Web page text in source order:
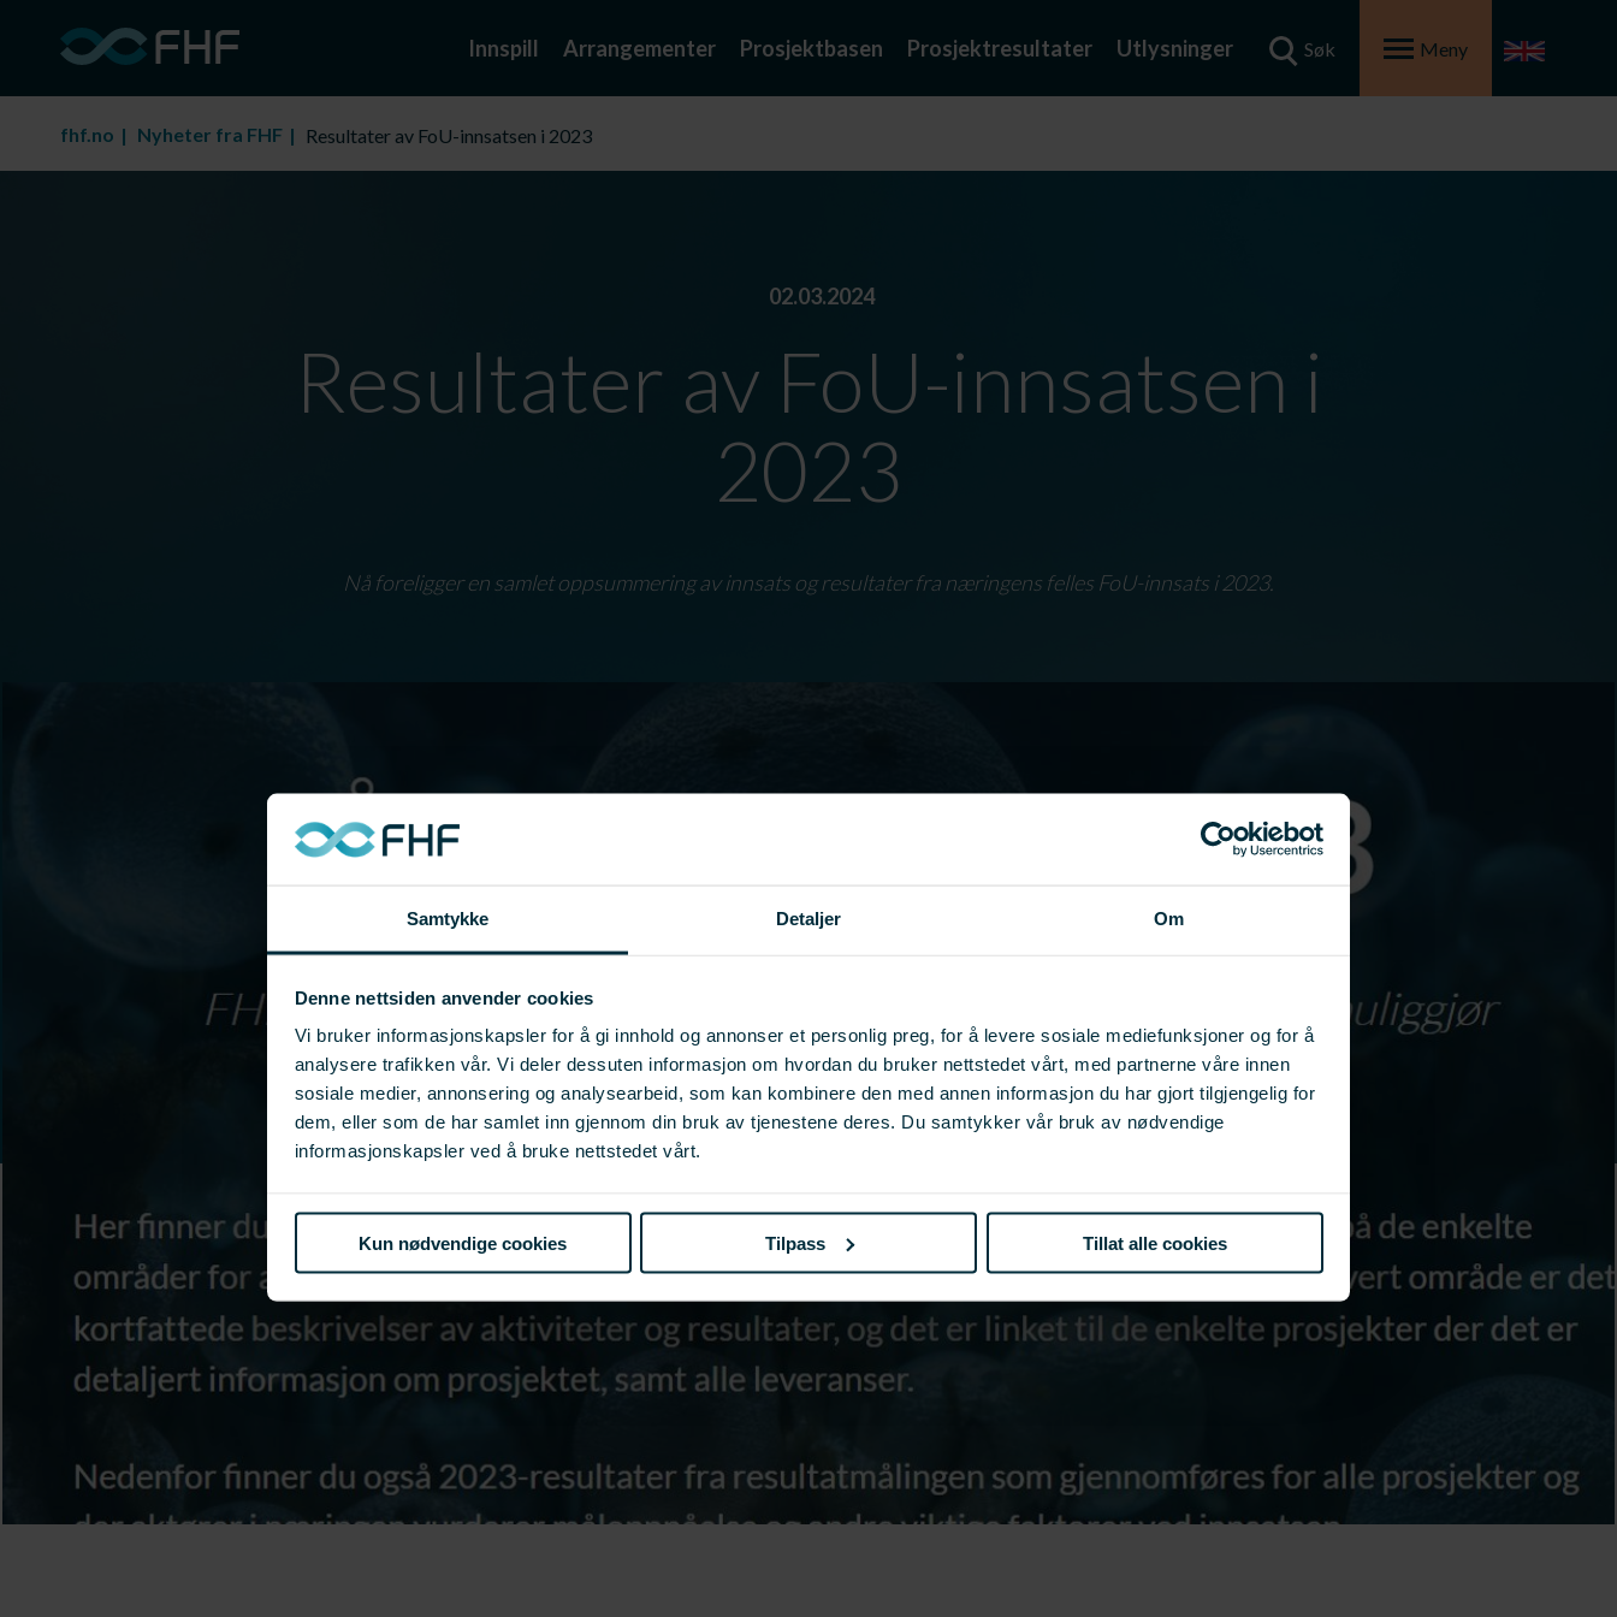
Samtykke Detaljer Om
Denne nettsiden anvender cookies
Vi bruker informasjonskapsler for å gi innhold og annonser et personlig preg, for å levere sosiale mediefunksjoner og for å
analysere trafikken vår. Vi deler dessuten informasjon om hvordan du bruker nettstedet vårt, med partnerne våre innen
sosiale medier, annonsering og analysearbeid, som kan kombinere den med annen informasjon du har gjort tilgjengelig for
dem, eller som de har samlet inn gjennom din bruk av tjenestene deres. Du samtykker vår bruk av nødvendige
informasjonskapsler ved å bruke nettstedet vårt.
Kun nødvendige cookies Tilpass Tillat alle cookies
Innspill Arrangementer Prosjektbasen Prosjektresultater Utlysninger Søk Meny
fhf.no Nyheter fra FHF Resultater av FoU-innsatsen i 2023
02.03.2024
Resultater av FoU-innsatsen i
2023
Nå foreligger en samlet oppsummering av innsats og resultater fra næringens felles FoU-innsats i 2023.